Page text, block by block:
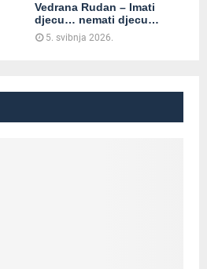
Vedrana Rudan – Imati
djecu… nemati djecu…
5. svibnja 2026.